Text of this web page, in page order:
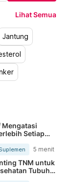
Lihat Semua
Jantung
Mengatasi
Setiap
5 menit
TNM untuk
Tubuh